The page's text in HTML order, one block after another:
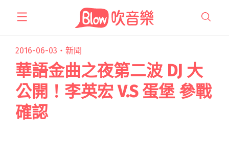
2016-06-03・ 新聞
華語金曲之夜第二波 DJ 大
公開！李英宏 V.S 蛋堡 參戰
確認